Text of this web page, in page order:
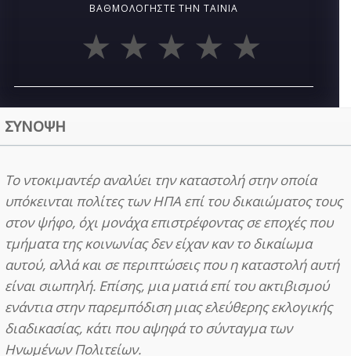
ΒΑΘΜΟΛΟΓΉΣΤΕ ΤΗΝ ΤΑΙΝΊΑ
ΣΥΝΟΨΗ
Το ντοκιμαντέρ αναλύει την καταστολή στην οποία
υπόκεινται πολίτες των ΗΠΑ επί του δικαιώματος τους
στον ψήφο, όχι μονάχα επιστρέφοντας σε εποχές που
τμήματα της κοινωνίας δεν είχαν καν το δικαίωμα
αυτού, αλλά και σε περιπτώσεις που η καταστολή αυτή
είναι σιωπηλή. Επίσης, μια ματιά επί του ακτιβισμού
ενάντια στην παρεμπόδιση μιας ελεύθερης εκλογικής
διαδικασίας, κάτι που αψηφά το σύνταγμα των
Ηνωμένων Πολιτείων.